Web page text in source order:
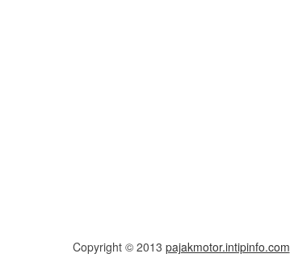
Copyright © 2013 pajakmotor.intipinfo.com